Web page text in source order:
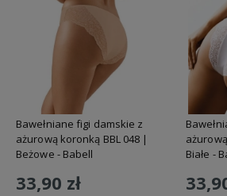
Bawełniane figi damskie z
ażurową koronką BBL 048 |
Beżowe - Babell
33,90 zł
Białe -